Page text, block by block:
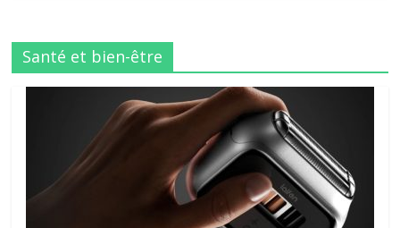
Santé et bien-être